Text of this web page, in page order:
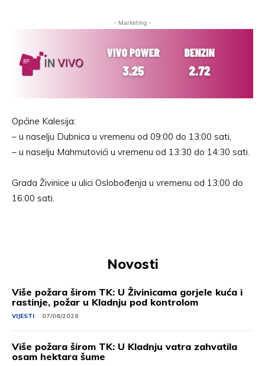
- Marketing -
Općine Kalesija:
– u naselju Dubnica u vremenu od 09:00 do 13:00 sati,
– u naselju Mahmutovići u vremenu od 13:30 do 14:30 sati.
Grada Živinice u ulici Oslobođenja u vremenu od 13:00 do
16:00 sati.
Novosti
Više požara širom TK: U Živinicama gorjele kuća i
rastinje, požar u Kladnju pod kontrolom
VIJESTI 07/08/2026
Više požara širom TK: U Kladnju vatra zahvatila
osam hektara šume